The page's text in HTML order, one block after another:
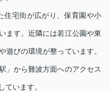
住宅街が広がり、保育園や小
ます。近隣には若江公園や東
遊びの環境が整っています。
」から難波方面へのアクセス
ています。